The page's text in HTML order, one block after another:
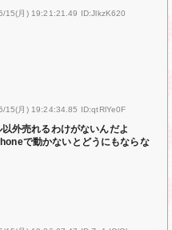
15(月) 19:21:21.49 ID:JlkzK620
15(月) 19:24:34.85 ID:qtRlYe0F
外売れるわけがないんだよ
で動かないとどうにもならな